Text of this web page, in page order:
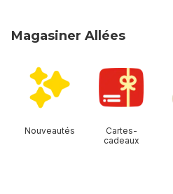
Magasiner Allées
Nouveautés
Cartes-
cadeaux